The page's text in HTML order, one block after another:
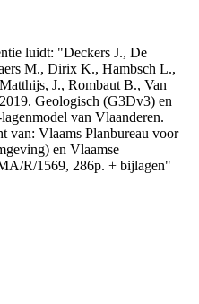
luidt: "Deckers J., De
M., Dirix K., Hambsch L.,
J., Rombaut B., Van
Geologisch (G3Dv3) en
van Vlaanderen.
van: Vlaams Planbureau voor
en Vlaamse
R/1569, 286p. + bijlagen"